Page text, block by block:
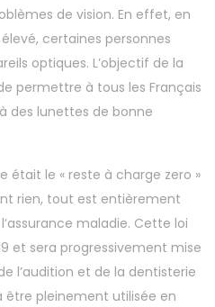
de vision. En effet, en
certaines personnes
optiques. L’objectif de la
permettre à tous les Français
des lunettes de bonne
était le « reste à charge zero »
rien, tout est entièrement
maladie. Cette loi
et sera progressivement mise
l’audition et de la dentisterie
être pleinement utilisée en